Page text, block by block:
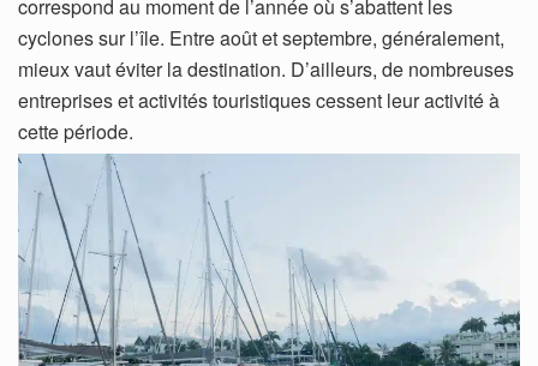
correspond au moment de l’année où s’abattent les
cyclones sur l’île. Entre août et septembre, généralement,
mieux vaut éviter la destination. D’ailleurs, de nombreuses
entreprises et activités touristiques cessent leur activité à
cette période.